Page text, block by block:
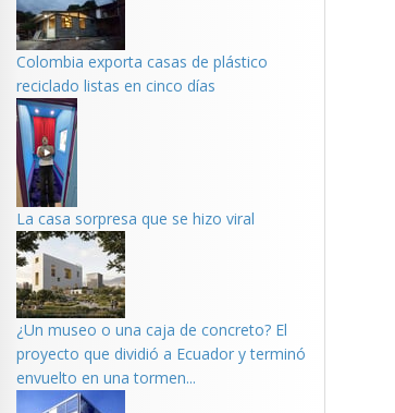
Colombia exporta casas de plástico
reciclado listas en cinco días
La casa sorpresa que se hizo viral
¿Un museo o una caja de concreto? El
proyecto que dividió a Ecuador y terminó
envuelto en una tormen...